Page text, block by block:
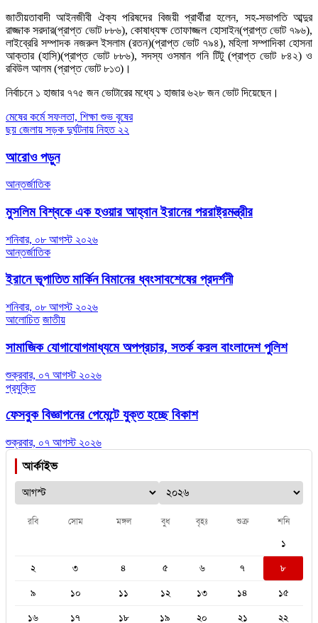
জাতীয়তাবাদী আইনজীবী ঐক্য পরিষদের বিজয়ী প্রার্থীরা হলেন, সহ-সভাপতি আব্দুর
রাজ্জাক সরদার(প্রাপ্ত ভোট ৮৮৬), কোষাধ্যক্ষ তোফাজ্জল হোসাইন(প্রাপ্ত ভোট ৭৯৬),
লাইব্রেরি সম্পাদক নজরুল ইসলাম (রতন)(প্রাপ্ত ভোট ৭৯৪), মহিলা সম্পাদিকা হোসনা
আক্তার (হাসি)(প্রাপ্ত ভোট ৮৮৬), সদস্য ওসমান গনি টিটু (প্রাপ্ত ভোট ৮৪২) ও
রবিউল আলম (প্রাপ্ত ভোট ৮১৩)।
নির্বাচনে ১ হাজার ৭৭৫ জন ভোটারের মধ্যে ১ হাজার ৬২৮ জন ভোট দিয়েছেন।
Post
navigation
মেষের কর্মে সফলতা, শিক্ষা শুভ বৃষের
ছয় জেলায় সড়ক দুর্ঘটনায় নিহত ২২
আরোও পড়ুন
আন্তর্জাতিক
মুসলিম বিশ্বকে এক হওয়ার আহ্বান ইরানের পররাষ্ট্রমন্ত্রীর
শনিবার, ০৮ আগস্ট ২০২৬
আন্তর্জাতিক
ইরানে ভূপাতিত মার্কিন বিমানের ধ্বংসাবশেষের প্রদর্শনী
শনিবার, ০৮ আগস্ট ২০২৬
আলোচিত জাতীয়
সামাজিক যোগাযোগমাধ্যমে অপপ্রচার, সতর্ক করল বাংলাদেশ পুলিশ
শুক্রবার, ০৭ আগস্ট ২০২৬
প্রযুক্তি
ফেসবুক বিজ্ঞাপনের পেমেন্টে যুক্ত হচ্ছে বিকাশ
শুক্রবার, ০৭ আগস্ট ২০২৬
আর্কাইভ
রবি সোম মঙ্গল বুধ বৃহঃ শুক্র শনি
১
২
৩ ৪ ৫ ৬ ৭
৮
৯
১০ ১১ ১২ ১৩ ১৪
১৫
১৬
১৭ ১৮ ১৯ ২০ ২১ ২২